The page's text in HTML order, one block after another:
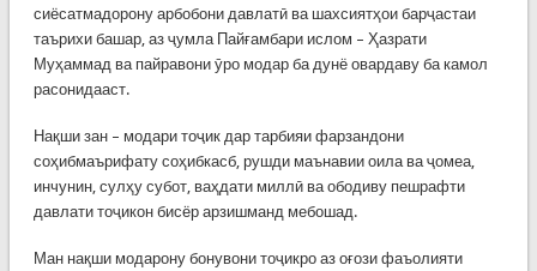
сиёсатмадорону арбобони давлатӣ ва шахсиятҳои барҷастаи
таърихи башар, аз ҷумла Пайғамбари ислом – Ҳазрати
Муҳаммад ва пайравони ӯро модар ба дунё овардаву ба камол
расонидааст.
Нақши зан – модари тоҷик дар тарбияи фарзандони
соҳибмаърифату соҳибкасб, рушди маънавии оила ва ҷомеа,
инчунин, сулҳу субот, ваҳдати миллӣ ва ободиву пешрафти
давлати тоҷикон бисёр арзишманд мебошад.
Ман нақши модарону бонувони тоҷикро аз оғози фаъолияти